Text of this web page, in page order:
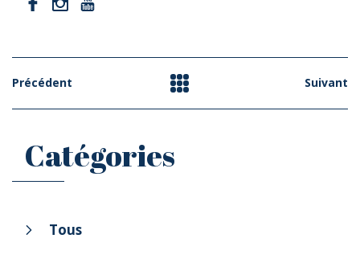
Précédent Suivant
Catégories
Tous